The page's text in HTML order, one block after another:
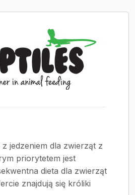
jedzeniem dla zwierząt z
priorytetem jest
dieta dla zwierząt
znajdują się króliki